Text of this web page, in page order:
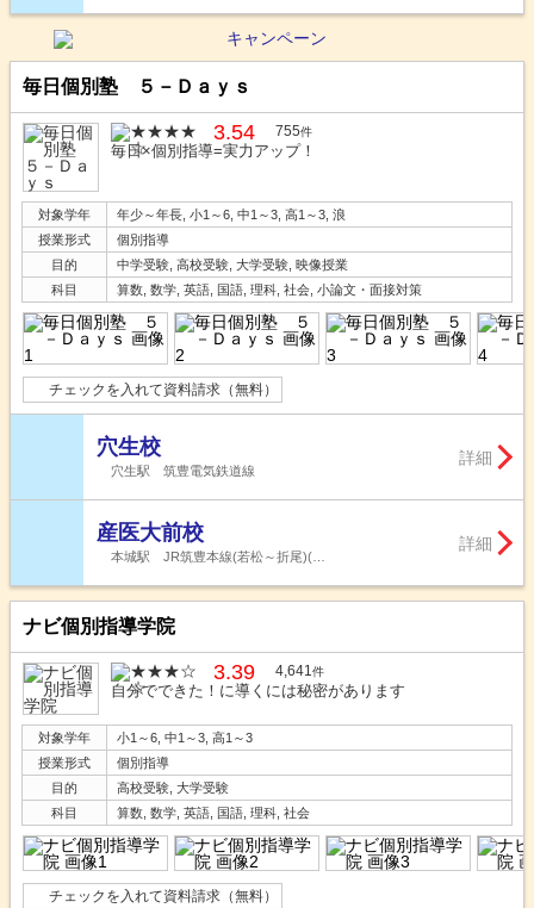
毎日個別塾 ５－Ｄａｙｓ
3.54 755件
毎日×個別指導=実力アップ！
対象学年
年少～年長, 小1～6, 中1～3, 高1～3, 浪
授業形式
個別指導
目的
中学受験, 高校受験, 大学受験, 映像授業
科目
算数, 数学, 英語, 国語, 理科, 社会, 小論文・面接対策
チェックを入れて資料請求（無料）
穴生校
穴生駅 筑豊電気鉄道線
詳細
産医大前校
本城駅 JR筑豊本線(若松～折尾)(…
詳細
ナビ個別指導学院
3.39 4,641件
自分でできた！に導くには秘密があります
対象学年
小1～6, 中1～3, 高1～3
授業形式
個別指導
目的
高校受験, 大学受験
科目
算数, 数学, 英語, 国語, 理科, 社会
チェックを入れて資料請求（無料）